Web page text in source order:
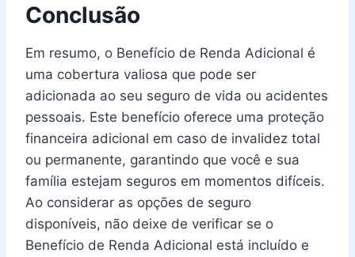
Conclusão
Em resumo, o Benefício de Renda Adicional é
uma cobertura valiosa que pode ser
adicionada ao seu seguro de vida ou acidentes
pessoais. Este benefício oferece uma proteção
financeira adicional em caso de invalidez total
ou permanente, garantindo que você e sua
família estejam seguros em momentos difíceis.
Ao considerar as opções de seguro
disponíveis, não deixe de verificar se o
Benefício de Renda Adicional está incluído e